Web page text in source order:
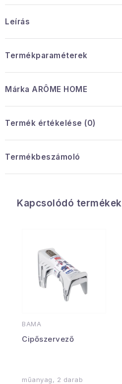
Leírás
Termékparaméterek
Márka ARÔME HOME
Termék értékelése (0)
Termékbeszámoló
Kapcsolódó termékek
BAMA
Cipőszervező
műanyag, 2 darab